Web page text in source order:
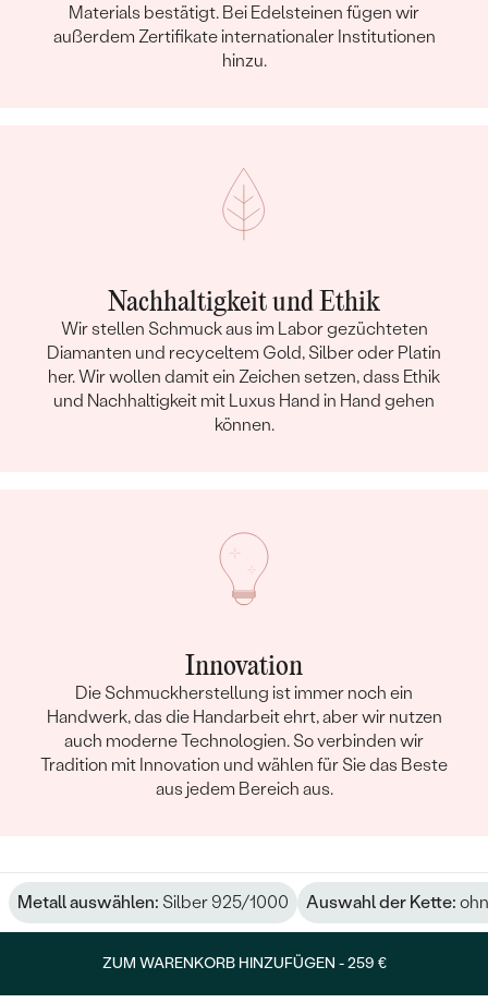
Materials bestätigt. Bei Edelsteinen fügen wir
außerdem Zertifikate internationaler Institutionen
hinzu.
Nachhaltigkeit und Ethik
Wir stellen Schmuck aus im Labor gezüchteten
Diamanten und recyceltem Gold, Silber oder Platin
her. Wir wollen damit ein Zeichen setzen, dass Ethik
und Nachhaltigkeit mit Luxus Hand in Hand gehen
können.
Innovation
Die Schmuckherstellung ist immer noch ein
Handwerk, das die Handarbeit ehrt, aber wir nutzen
auch moderne Technologien. So verbinden wir
Tradition mit Innovation und wählen für Sie das Beste
aus jedem Bereich aus.
Metall auswählen: Silber 925/1000 Auswahl der Kette:
ZUM WARENKORB HINZUFÜGEN -259 €